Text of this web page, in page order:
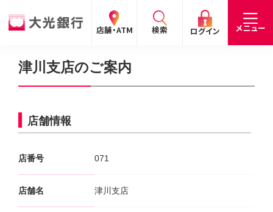
店舗・ATM 検索 ログイン メニュー
閉じる
手数料 預金金利 お問合わせ
お客さま
お客さま
閉じる
個人のお客さま
たいこうパーソナルe-バンキング
サービスのご案内
デビット会員用 Web
（デビットカードをご利用のお客さま向け）
閉じる
津川支店のご案内
店舗情報
店番号 071
店舗名 津川支店